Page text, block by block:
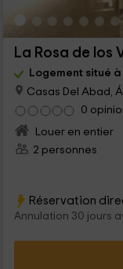
La Rosa de los
Logement situé
Casas Del Abad,
0
Louer en entier
2 personnes
Réservation
Annulation 30 jours